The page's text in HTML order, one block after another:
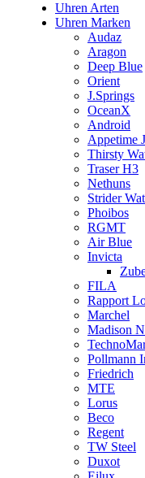
Uhren Arten
Uhren Marken
Audaz
Aragon
Deep Blue
Orient
J.Springs
OceanX
Android
Appetime
Thirsty
Traser H3
Nethuns
Strider
Phoibos
RGMT
Air Blue
Invicta
FILA
Rapport
Marchel
Madison
Pollmann
Friedrich
MTE
Lorus
Beco
Regent
TW Steel
Duxot